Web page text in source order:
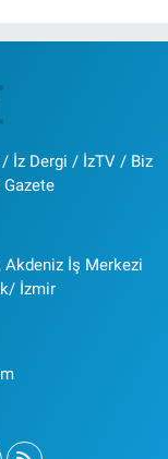
İz Dergi / İzTV / Biz
İş Merkezi
İzmir